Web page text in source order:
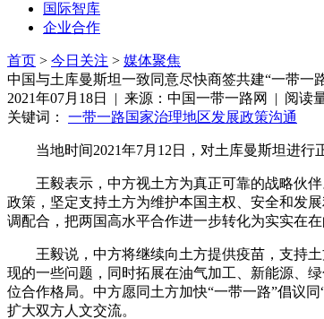
国际智库
企业合作
首页 > 今日关注 > 媒体聚焦
中国与土库曼斯坦一致同意尽快商签共建“一带一
2021年07月18日 | 来源：中国一带一路网 | 阅读
关键词： 一带一路国家治理地区发展政策沟通
当地时间2021年7月12日，对土库曼斯坦进
王毅表示，中方视土方为真正可靠的战略伙
政策，坚定支持土方为维护本国主权、安全和发
调配合，把两国高水平合作进一步转化为实实在
王毅说，中方将继续向土方提供疫苗，支持
现的一些问题，同时拓展在油气加工、新能源、
位合作格局。中方愿同土方加快“一带一路”倡议
扩大双方人文交流。